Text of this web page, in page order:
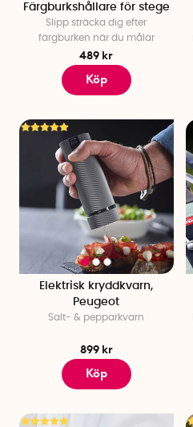
Färgburkshållare för stege
Slipp sträcka dig efter
färgburken när du målar
489 kr
Köp
Elektrisk kryddkvarn,
Peugeot
Salt- & pepparkvarn
899 kr
Köp